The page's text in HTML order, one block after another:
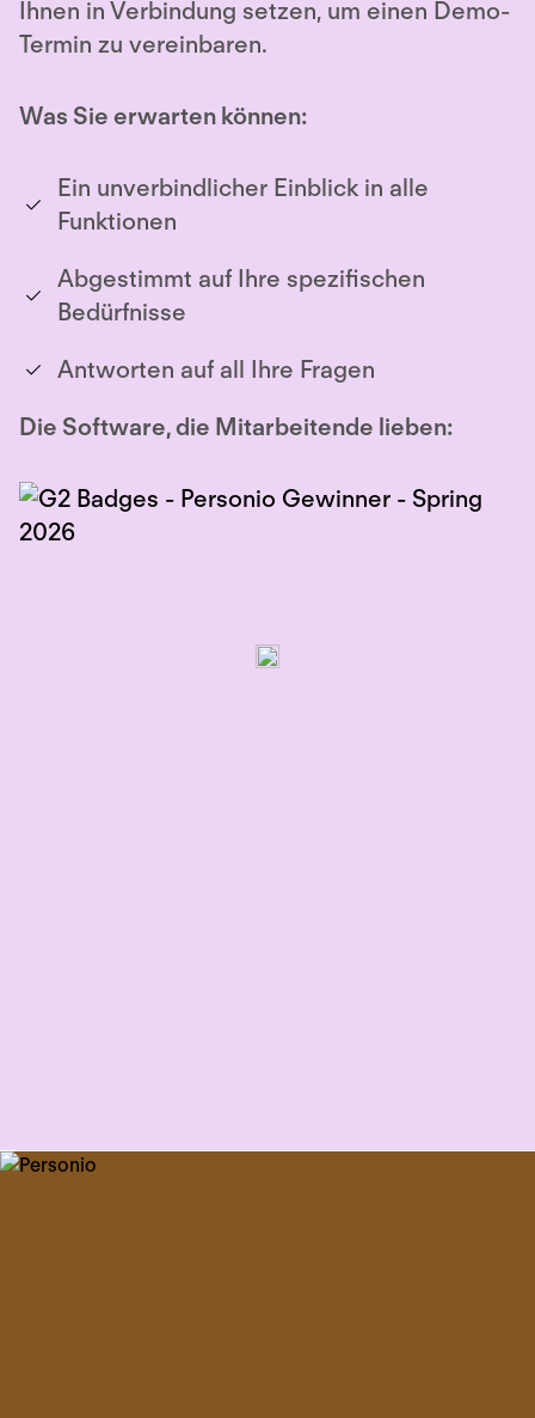
Ihnen in Verbindung setzen, um einen Demo-
Termin zu vereinbaren.
Was Sie erwarten können:
Ein unverbindlicher Einblick in alle
Funktionen
Abgestimmt auf Ihre spezifischen
Bedürfnisse
Antworten auf all Ihre Fragen
Die Software, die Mitarbeitende lieben: